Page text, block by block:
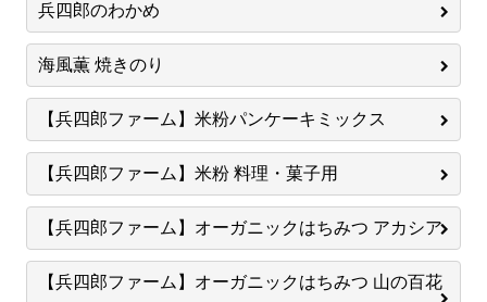
兵四郎のわかめ
海風薫 焼きのり
【兵四郎ファーム】米粉パンケーキミックス
【兵四郎ファーム】米粉 料理・菓子用
【兵四郎ファーム】オーガニックはちみつ アカシア
【兵四郎ファーム】オーガニックはちみつ 山の百花